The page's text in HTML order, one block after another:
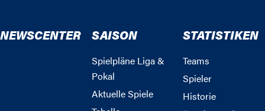
NEWSCENTER SAISON
Spielpläne Liga &
Pokal
Aktuelle Spiele
STATISTIKEN
Teams
Spieler
Historie